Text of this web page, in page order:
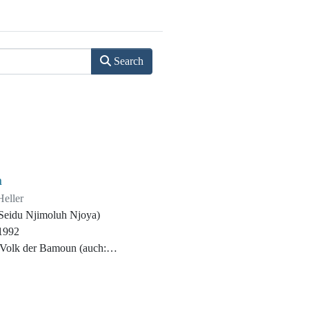
Search
Njimoluh Njoya)
der Bamoun (auch:
Foumban und 18.